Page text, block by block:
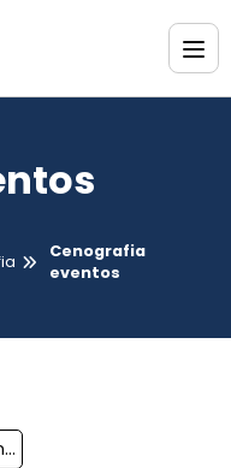
Cenografia
eventos
Onde Encontrar Empresa De Cenografia